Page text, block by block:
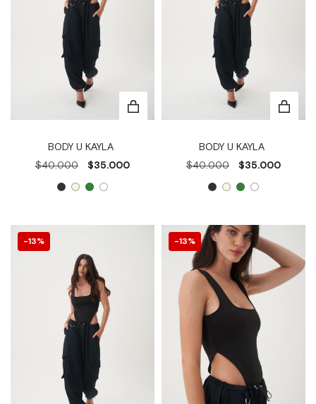
BODY U KAYLA
$40.000
$35.000
BODY U KAYLA
$40.000
$35.000
13% 13%